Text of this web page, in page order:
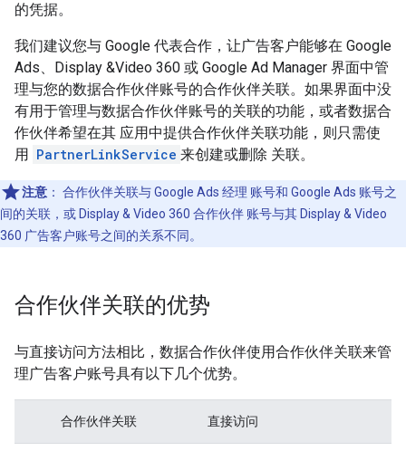
的凭据。
我们建议您与 Google 代表合作，让广告客户能够在 Google
Ads、Display &Video 360 或 Google Ad Manager 界面中管
理与您的数据合作伙伴账号的合作伙伴关联。如果界面中没
有用于管理与数据合作伙伴账号的关联的功能，或者数据合
作伙伴希望在其 应用中提供合作伙伴关联功能，则只需使
用 PartnerLinkService 来创建或删除 关联。
注意 ： 合作伙伴关联与 Google Ads 经理 账号和 Google Ads 账号之
间的关联，或 Display & Video 360 合作伙伴 账号与其 Display & Video
360 广告客户账号之间的关系不同。
合作伙伴关联的优势
与直接访问方法相比，数据合作伙伴使用合作伙伴关联来管
理广告客户账号具有以下几个优势。
合作伙伴关联 直接访问